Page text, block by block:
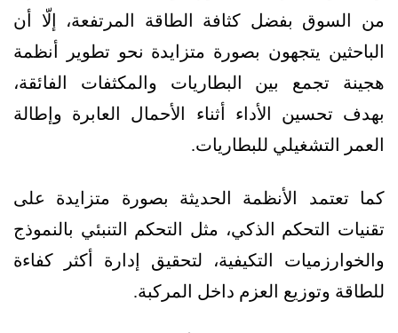
من السوق بفضل كثافة الطاقة المرتفعة، إلّا أن
الباحثين يتجهون بصورة متزايدة نحو تطوير أنظمة
هجينة تجمع بين البطاريات والمكثفات الفائقة،
بهدف تحسين الأداء أثناء الأحمال العابرة وإطالة
العمر التشغيلي للبطاريات.
كما تعتمد الأنظمة الحديثة بصورة متزايدة على
تقنيات التحكم الذكي، مثل التحكم التنبئي بالنموذج
والخوارزميات التكيفية، لتحقيق إدارة أكثر كفاءة
للطاقة وتوزيع العزم داخل المركبة.